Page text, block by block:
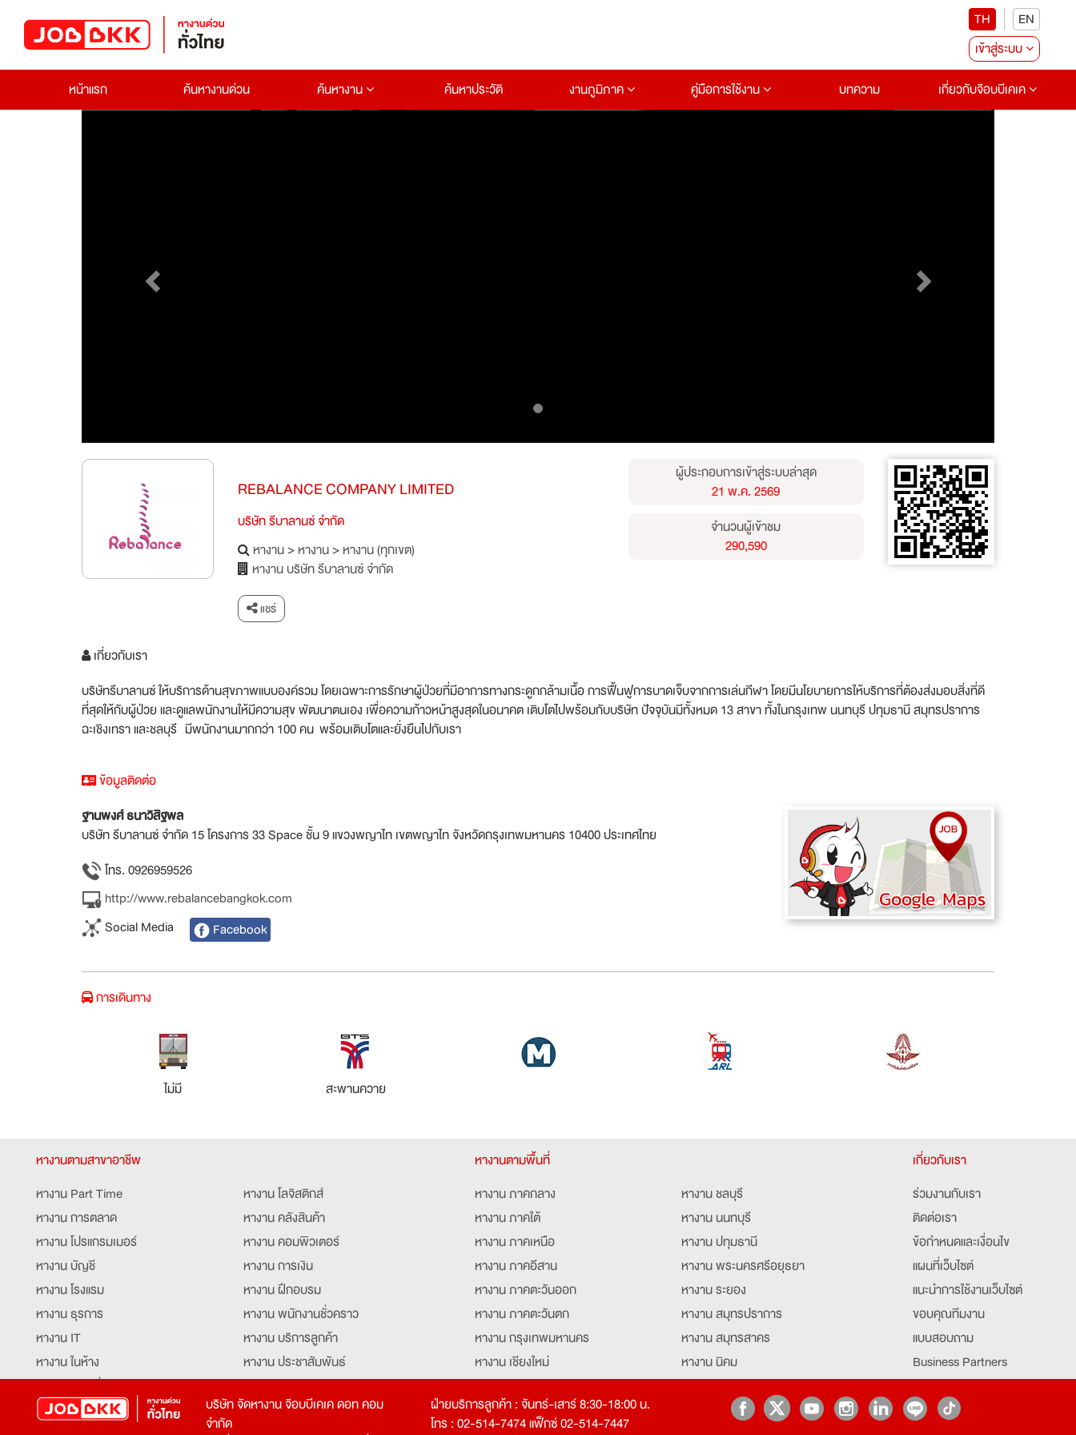
TH
EN
เข้าสู่ระบบ
หน้าแรก
ค้นหางานด่วน ค้นหางาน ค้นหาประวัติ งานภูมิภาค คู่มือการใช้งาน บทความ เกี่ยวกับจ๊อบบีเคเค
REBALANCE COMPANY LIMITED
บริษัท รีบาลานซ์ จำกัด
หางาน>หางาน>หางาน (ทุกเขต)
หางาน บริษัท รีบาลานซ์ จำกัด
แชร์
ผู้ประกอบการเข้าสู่ระบบล่าสุด
21 พ.ค. 2569
จำนวนผู้เข้าชม
290,590
เกี่ยวกับเรา
บริษัทรีบาลานซ์ ให้บริการด้านสุขภาพแบบองค์รวม โดยเฉพาะการรักษาผู้ป่วยที่มีอาการทางกระดูกกล้ามเนื้อ การฟื้นฟูการบาดเจ็บจากการเล่นกีฬา โดยมีนโยบายการให้บริการที่ต้องส่งมอบสิ่งที่ดี
ที่สุดให้กับผู้ป่วย และดูแลพนักงานให้มีความสุข พัฒนาตนเอง เพื่อความก้าวหน้าสูงสุดในอนาคต เติบโตไปพร้อมกับบริษัท ปัจจุบันมีทั้งหมด 13 สาขา ทั้งในกรุงเทพ นนทบุรี ปทุมธานี สมุทรปราการ
ฉะเชิงเทรา และชลบุรี มีพนักงานมากกว่า 100 คน พร้อมเติบโตและยั่งยืนไปกับเรา
ข้อมูลติดต่อ
ฐานพงศ์ ธนาวิสิฐพล
บริษัท รีบาลานซ์ จำกัด 15 โครงการ 33 Space ชั้น 9 แขวงพญาไท เขตพญาไท จังหวัดกรุงเทพมหานคร 10400 ประเทศไทย
โทร. 0926959526
http://www.rebalancebangkok.com
Social Media
Facebook
การเดินทาง
ไม่มี สะพานควาย
หางานตามสาขาอาชีพ
หางาน Part Time
หางาน การตลาด
หางาน โปรแกรมเมอร์
หางาน บัญชี
หางาน โรงแรม
หางาน ธุรการ
หางาน IT
หางาน ในห้าง
หางาน ท่องเที่ยว
หางาน จัดซื้อ
หางาน โลจิสติกส์
หางาน คลังสินค้า
หางาน คอมพิวเตอร์
หางาน การเงิน
หางาน ฝึกอบรม
หางาน พนักงานชั่วคราว
หางาน บริการลูกค้า
หางาน ประชาสัมพันธ์
หางาน รับโทรศัพท์
หางาน ประสานงาน
หางานตามพื้นที่
หางาน ภาคกลาง
หางาน ภาคใต้
หางาน ภาคเหนือ
หางาน ภาคอีสาน
หางาน ภาคตะวันออก
หางาน ภาคตะวันตก
หางาน กรุงเทพมหานคร
หางาน เชียงใหม่
หางาน ฉะเชิงเทรา
หางาน ชลบุรี
หางาน นนทบุรี
หางาน ปทุมธานี
หางาน พระนครศรีอยุธยา
หางาน ระยอง
หางาน สมุทรปราการ
หางาน สมุทรสาคร
หางาน นิคม
หางานอยุธยา
เกี่ยวกับเรา
ร่วมงานกับเรา
ติดต่อเรา
ข้อกำหนดและเงื่อนไข
แผนที่เว็บไซต์
แนะนำการใช้งานเว็บไซต์
ขอบคุณทีมงาน
แบบสอบถาม
Business Partners
Partner มหาวิทยาลัย
Job Index
บริษัท จัดหางาน จ๊อบบีเคเค ดอท คอม
จำกัด
ฝ่ายบริการลูกค้า : จันทร์-เสาร์ 8:30-18:00 น.
โทร : 02-514-7474 แฟ็กซ์ 02-514-7447